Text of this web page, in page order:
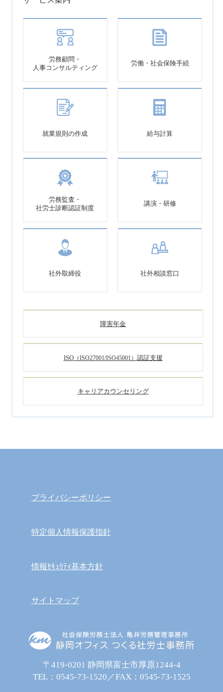
労務顧問・
人事コンサルティング
労働・社会保険手続
就業規則の作成 給与計算
労務監査・
社労士診断認証制度
講演・研修
社外取締役 社外相談窓口
障害年金
ISO（ISO27001/ISO45001） 認証支援
キャリアカウンセリング
プライバシーポリシー
特定個人情報保護指針
情報ｾｷｭﾘﾃｨ基本方針
サイトマップ
〒419-0201 静岡県富士市厚原1244-4
TEL： 0545-73-1520 ／FAX：0545-73-1525